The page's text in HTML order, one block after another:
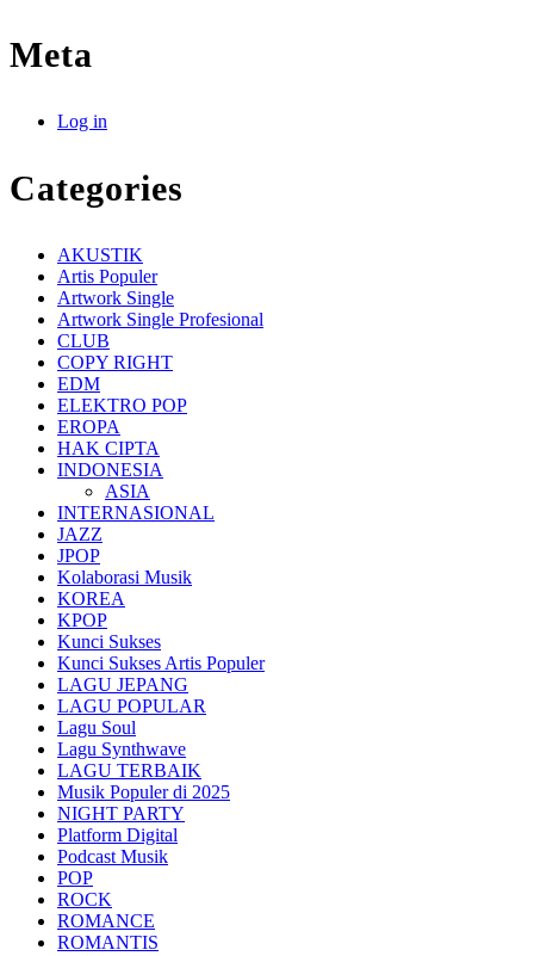
Meta
Log in
Categories
AKUSTIK
Artis Populer
Artwork Single
Artwork Single Profesional
CLUB
COPY RIGHT
EDM
ELEKTRO POP
EROPA
HAK CIPTA
INDONESIA
ASIA
INTERNASIONAL
JAZZ
JPOP
Kolaborasi Musik
KOREA
KPOP
Kunci Sukses
Kunci Sukses Artis Populer
LAGU JEPANG
LAGU POPULAR
Lagu Soul
Lagu Synthwave
LAGU TERBAIK
Musik Populer di 2025
NIGHT PARTY
Platform Digital
Podcast Musik
POP
ROCK
ROMANCE
ROMANTIS